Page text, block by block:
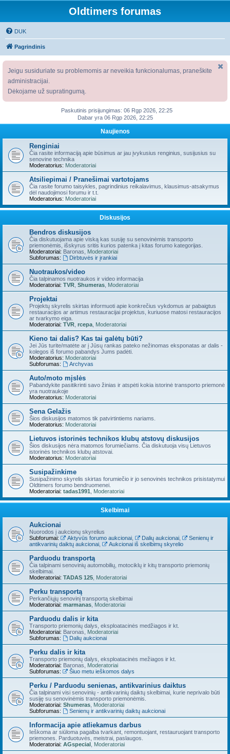
Oldtimers forumas
DUK
Pagrindinis
Jeigu susiduriate su problemomis ar neveikia funkcionalumas, praneškite
administracijai.
Dėkojame už supratingumą.
Paskutinis prisijungimas: 06 Rgp 2026, 22:25
Dabar yra 06 Rgp 2026, 22:25
Naujienos
Renginiai
Čia rasite informaciją apie būsimus ar jau įvykusius renginius, susijusius su
senovine technika
Moderatorius: Moderatoriai
Atsiliepimai / Pranešimai vartotojams
Čia rasite forumo taisykles, pagrindinius reikalavimus, klausimus-atsakymus
dėl naudojimosi forumu ir t.t.
Moderatorius: Moderatoriai
Diskusijos
Bendros diskusijos
Čia diskutuojama apie viską kas susiję su senovinėmis transporto
priemonėmis, išskyrus sritis kurios patenka į kitas forumo kategorijas.
Moderatoriai: Baronas
Moderatoriai
Subforumas:
Dirbtuvės ir įrankiai
Nuotraukos/video
Čia talpinamos nuotraukos ir video informacija
Moderatoriai: TVR Shumeras Moderatoriai
Projektai
Projektų skyrelis skirtas informuoti apie konkrečius vykdomus ar pabaigtus
restauracijos ar artimus restauracijai projektus, kuriuose matosi restauracijos
ar tvarkymo eiga.
Moderatoriai: TVR rcepa Moderatoriai
Kieno tai dalis? Kas tai galėtų būti?
Jei Jūs turite/matėte ar į Jūsų rankas pateko nežinomas eksponatas ar dalis -
kolegos iš forumo pabandys Jums padėti.
Moderatorius: Moderatoriai
Subforumas:
Archyvas
Auto/moto mįslės
Pabandykite pasitikrinti savo žinias ir atspėti kokia istorinė transporto priemonė
yra nuotraukoje
Moderatorius: Moderatoriai
Sena Gelažis
Šios diskusijos matomos tik patvirtintiems nariams.
Moderatorius: Moderatoriai
Lietuvos istorinės technikos klubų atstovų diskusijos
Šios diskusijos nėra matomos forumiečiams. Čia diskutuoja visų Lietuvos
istorinės technikos klubų atstovai.
Moderatorius: Moderatoriai
Susipažinkime
Susipažinimo skyrelis skirtas forumiečio ir jo senovinės technikos prisistatymui
Oldtimers forumo bendruomenei.
Moderatoriai: tadas1991 Moderatoriai
Skelbimai
Aukcionai
Nuorodos į aukcionų skyrelius
Subforumai:
Aktyvūs forumo aukcionai, Dalių aukcionai,
Senienų ir
antikvarinių daiktų aukcionai
Aukcionai iš skelbimų skyrelio
Parduodu transportą
Čia talpinami senovinių automobilių, motociklų ir kitų transporto priemonių
skelbimai.
Moderatoriai: TADAS 125 Moderatoriai
Perku transportą
Perkančiųjų senovinį transportą skelbimai
Moderatoriai: marmanas Moderatoriai
Parduodu dalis ir kita
Transporto priemonių dalys, eksploatacinės medžiagos ir kt.
Moderatoriai: Baronas
Moderatoriai
Subforumas:
Dalių aukcionai
Perku dalis ir kita
Transporto priemonių dalys, eksploatacinės mežiagos ir kt.
Moderatoriai: Baronas
Moderatoriai
Subforumas:
Šiuo metu ieškomos dalys
Perku / Parduodu senienas, antikvarinius daiktus
Čia talpinami visi senovinių - antikvarinių daiktų skelbimai, kurie neprivalo būti
susiję su senovinėmis transporto priemonėmis.
Moderatoriai: Shumeras Moderatoriai
Subforumas:
Senienų ir antikvarinių daiktų aukcionai
Informacija apie atliekamus darbus
Ieškoma ar siūloma pagalba tvarkant, remontuojant, restauruojant transporto
priemones. Parduotuvės, meistrai, paslaugos.
Moderatoriai: AGspecial Moderatoriai